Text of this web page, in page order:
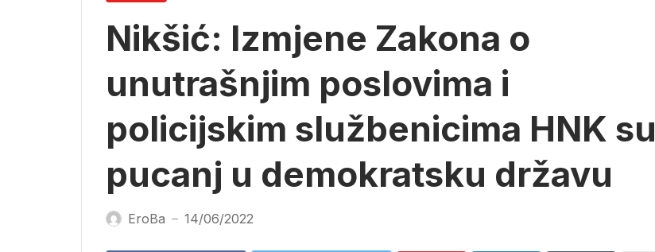
Nikšić: Izmjene Zakona o
unutrašnjim poslovima i
policijskim službenicima HNK su
pucanj u demokratsku državu
EroBa — 14/06/2022